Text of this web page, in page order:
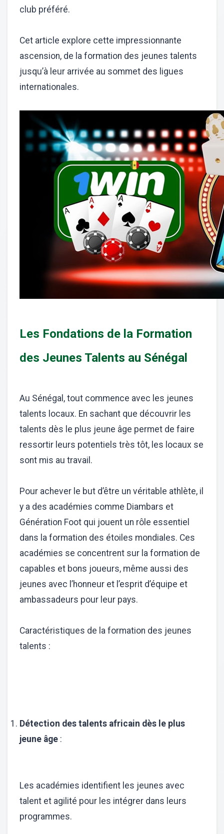
club préféré.
Cet article explore cette impressionnante
ascension, de la formation des jeunes talents
jusqu’à leur arrivée au sommet des ligues
internationales.
Les Fondations de la Formation
des Jeunes Talents au Sénégal
Au Sénégal, tout commence avec les jeunes
talents locaux. En sachant que découvrir les
talents dès le plus jeune âge permet de faire
ressortir leurs potentiels très tôt, les locaux se
sont mis au travail.
Pour achever le but d’être un véritable athlète, il
y a des académies comme Diambars et
Génération Foot qui jouent un rôle essentiel
dans la formation des étoiles mondiales. Ces
académies se concentrent sur la formation de
capables et bons joueurs, même aussi des
jeunes avec l’honneur et l’esprit d’équipe et
ambassadeurs pour leur pays.
Caractéristiques de la formation des jeunes
talents :
Détection des talents africain dès le plus
jeune âge :
Les académies identifient les jeunes avec
talent et agilité pour les intégrer dans leurs
programmes.